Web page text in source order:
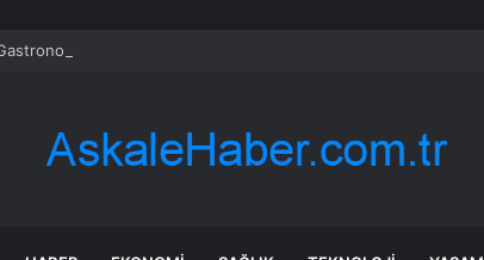
Zenginliği TOBB Genel Kurulunda Tanıtıldı